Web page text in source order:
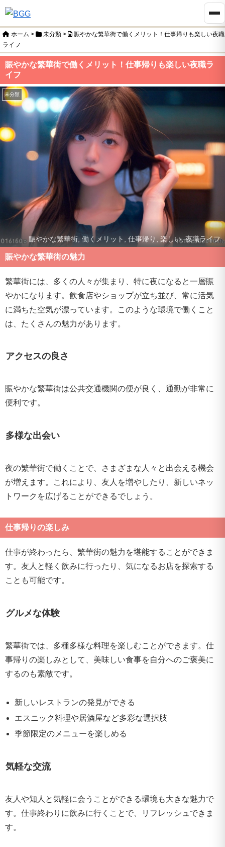
ホーム > 未分類 >
賑やかな繁華街で働くメリット！仕事帰りも楽しい夜職
ライフ
賑やかな繁華街で働くメリット！仕事帰りも楽しい夜職ラ
イフ
未分類
賑やかな繁華街, 働くメリット, 仕事帰り, 楽しい, 夜職ライフ
賑やかな繁華街の魅力
繁華街には、多くの人々が集まり、特に夜になると一層賑
やかになります。飲食店やショップが立ち並び、常に活気
に満ちた空気が漂っています。このような環境で働くこと
は、たくさんの魅力があります。
アクセスの良さ
賑やかな繁華街は公共交通機関の便が良く、通勤が非常に
便利です。
多様な出会い
夜の繁華街で働くことで、さまざまな人々と出会える機会
が増えます。これにより、友人を増やしたり、新しいネッ
トワークを広げることができるでしょう。
仕事帰りの楽しみ
仕事が終わったら、繁華街の魅力を堪能することができま
す。友人と軽く飲みに行ったり、気になるお店を探索する
ことも可能です。
グルメな体験
繁華街では、多種多様な料理を楽しむことができます。仕
事帰りの楽しみとして、美味しい食事を自分へのご褒美に
するのも素敵です。
新しいレストランの発見ができる
エスニック料理や居酒屋など多彩な選択肢
季節限定のメニューを楽しめる
気軽な交流
友人や知人と気軽に会うことができる環境も大きな魅力で
す。仕事終わりに飲みに行くことで、リフレッシュできま
す。